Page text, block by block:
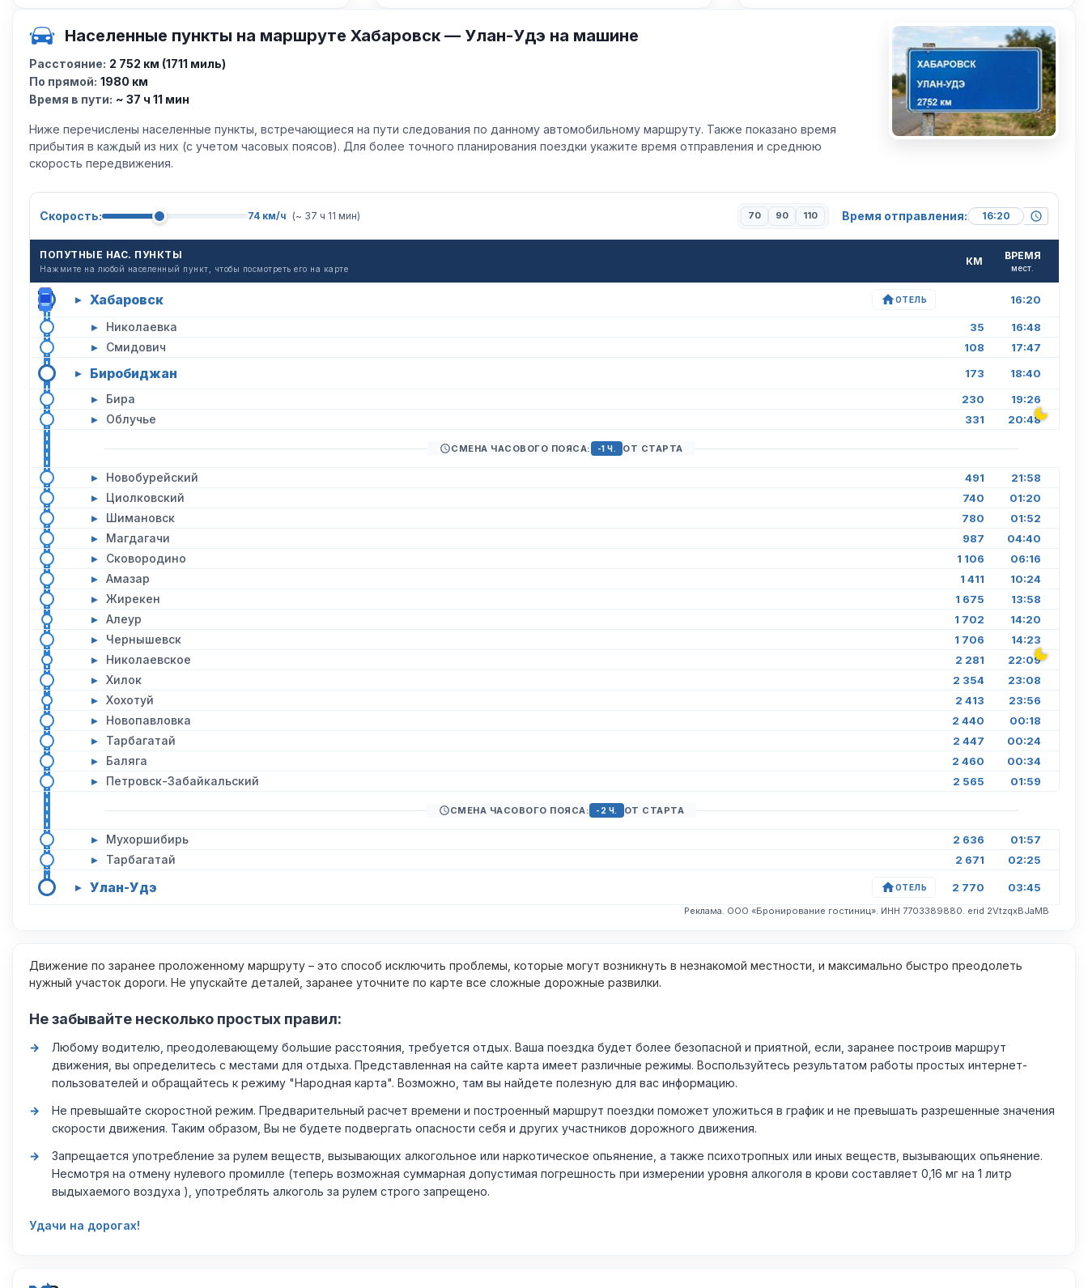
Населенные пункты на маршруте Хабаровск — Улан-Удэ на машине
Расстояние: 2 752 км (1711 миль)
По прямой: 1980 км
Время в пути: ~ 37 ч 11 мин
Ниже перечислены населенные пункты, встречающиеся на пути следования по данному автомобильному маршруту. Также показано время
прибытия в каждый из них (с учетом часовых поясов). Для более точного планирования поездки укажите время отправления и среднюю
скорость передвижения.
Скорость: 74 км/ч (~ 37 ч 11 мин) 70 90 110 Время отправления:
ПОПУТНЫЕ НАС. ПУНКТЫ
Нажмите на любой населенный пункт, чтобы посмотреть его на карте
КМ ВРЕМЯ
мест.
▸ Хабаровск ОТЕЛЬ 16:20
▸ Николаевка 35 16:48
▸ Смидович 108 17:47
▸ Биробиджан 173 18:40
▸ Бира 230 19:26
▸ Облучье 331 20:48
СМЕНА ЧАСОВОГО ПОЯСА: -1 Ч. ОТ СТАРТА
▸ Новобурейский 491 21:58
▸ Циолковский 740 01:20
▸ Шимановск 780 01:52
▸ Магдагачи 987 04:40
▸ Сковородино 1 106 06:16
▸ Амазар 1 411 10:24
▸ Жирекен 1 675 13:58
▸ Алеур 1 702 14:20
▸ Чернышевск 1 706 14:23
▸ Николаевское 2 281 22:09
▸ Хилок 2 354 23:08
▸ Хохотуй 2 413 23:56
▸ Новопавловка 2 440 00:18
▸ Тарбагатай 2 447 00:24
▸ Баляга 2 460 00:34
▸ Петровск-Забайкальский 2 565 01:59
СМЕНА ЧАСОВОГО ПОЯСА: -2 Ч. ОТ СТАРТА
▸ Мухоршибирь 2 636 01:57
▸ Тарбагатай 2 671 02:25
▸ Улан-Удэ ОТЕЛЬ 2 770 03:45
Реклама. ООО «Бронирование гостиниц». ИНН 7703389880. erid 2VtzqxBJaMB
Движение по заранее проложенному маршруту – это способ исключить проблемы, которые могут возникнуть в незнакомой местности, и максимально быстро преодолеть
нужный участок дороги. Не упускайте деталей, заранее уточните по карте все сложные дорожные развилки.
Не забывайте несколько простых правил:
Любому водителю, преодолевающему большие расстояния, требуется отдых. Ваша поездка будет более безопасной и приятной, если, заранее построив маршрут
движения, вы определитесь с местами для отдыха. Представленная на сайте карта имеет различные режимы. Воспользуйтесь результатом работы простых интернет-
пользователей и обращайтесь к режиму "Народная карта". Возможно, там вы найдете полезную для вас информацию.
Не превышайте скоростной режим. Предварительный расчет времени и построенный маршрут поездки поможет уложиться в график и не превышать разрешенные значения
скорости движения. Таким образом, Вы не будете подвергать опасности себя и других участников дорожного движения.
Запрещается употребление за рулем веществ, вызывающих алкогольное или наркотическое опьянение, а также психотропных или иных веществ, вызывающих опьянение.
Несмотря на отмену нулевого промилле (теперь возможная суммарная допустимая погрешность при измерении уровня алкоголя в крови составляет 0,16 мг на 1 литр
выдыхаемого воздуха ), употреблять алкоголь за рулем строго запрещено.
Удачи на дорогах!